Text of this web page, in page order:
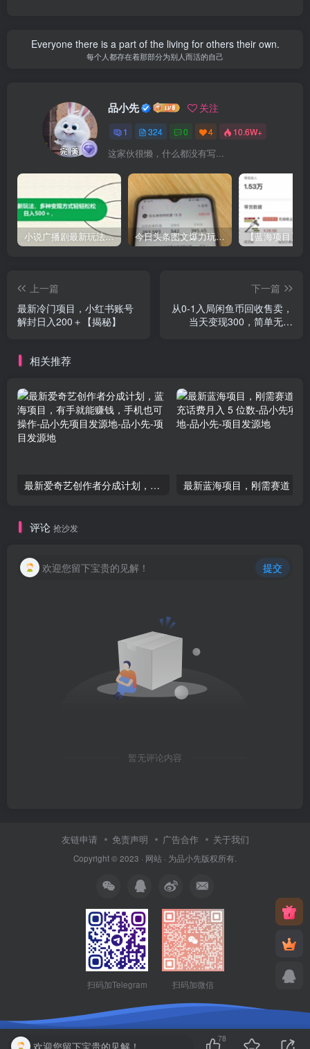
Everyone there is a part of the living for others their own.
每个人都存在着那部分为别人而活的自己
品小先 关注
1 324 0 4 10.6W+
这家伙很懒，什么都没有写...
小说广播剧最新玩法，多种变现方式轻轻松松日入500＋【揭秘】 今日头条图文爆力玩法,AI自动生成文案，当天见收益，轻松日入500+
上一篇
最新冷门项目，小红书账号
解封日入200＋【揭秘】
下一篇
从0-1入局闲鱼币回收售卖，
当天变现300，简单无脑
相关推荐
最新爱奇艺创作者分成计划，蓝海项目，有手就能赚钱，手机也可操作-品小先项目发源地
评论 抢沙发
欢迎您留下宝贵的见解！ 提交
暂无评论内容
友链申请 免责声明 广告合作 关于我们
Copyright © 2023 · 网站 · 为品小先版权所有.
扫码加Telegram 扫码加微信
欢迎您留下宝贵的见解！
78